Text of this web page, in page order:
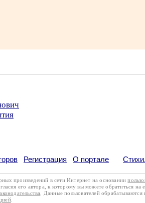
Регистрация О портале
произведений в сети Интернет на основании
его автора, к которому вы можете обратиться на
. Данные пользователей обрабатываются
.